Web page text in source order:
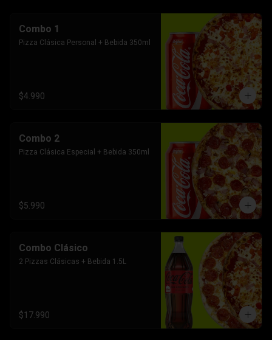
Combo 1
Pizza Clásica Personal + Bebida 350ml
$4.990
Combo 2
Pizza Clásica Especial + Bebida 350ml
$5.990
Combo Clásico
2 Pizzas Clásicas + Bebida 1.5L
$17.990